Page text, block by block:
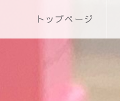
トップページ